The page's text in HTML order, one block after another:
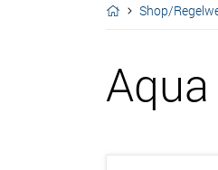
Shop/